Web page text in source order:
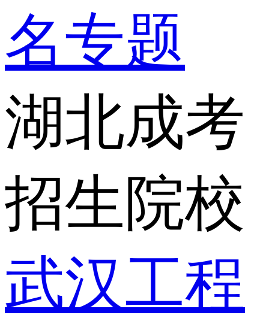
名专题
湖北成考
招生院校
武汉工程